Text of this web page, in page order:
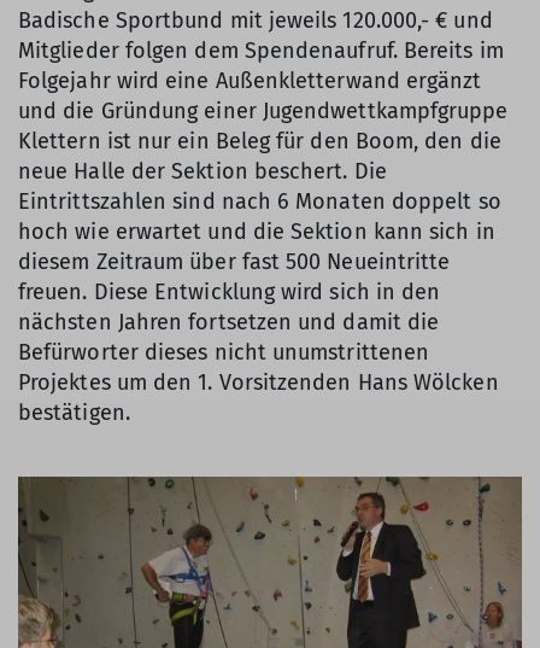
Badische Sportbund mit jeweils 120.000,- € und
Mitglieder folgen dem Spendenaufruf. Bereits im
Folgejahr wird eine Außenkletterwand ergänzt
und die Gründung einer Jugendwettkampfgruppe
Klettern ist nur ein Beleg für den Boom, den die
neue Halle der Sektion beschert. Die
Eintrittszahlen sind nach 6 Monaten doppelt so
hoch wie erwartet und die Sektion kann sich in
diesem Zeitraum über fast 500 Neueintritte
freuen. Diese Entwicklung wird sich in den
nächsten Jahren fortsetzen und damit die
Befürworter dieses nicht unumstrittenen
Projektes um den 1. Vorsitzenden Hans Wölcken
bestätigen.